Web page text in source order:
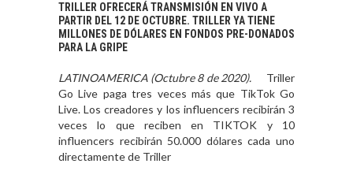
TRILLER OFRECERÁ TRANSMISIÓN EN VIVO A
PARTIR DEL 12 DE OCTUBRE. TRILLER YA TIENE
MILLONES DE DÓLARES EN FONDOS PRE-DONADOS
PARA LA GRIPE
LATINOAMERICA (Octubre 8 de 2020). Triller
Go Live paga tres veces más que TikTok Go
Live. Los creadores y los influencers recibirán 3
veces lo que reciben en TIKTOK y 10
influencers recibirán 50.000 dólares cada uno
directamente de Triller